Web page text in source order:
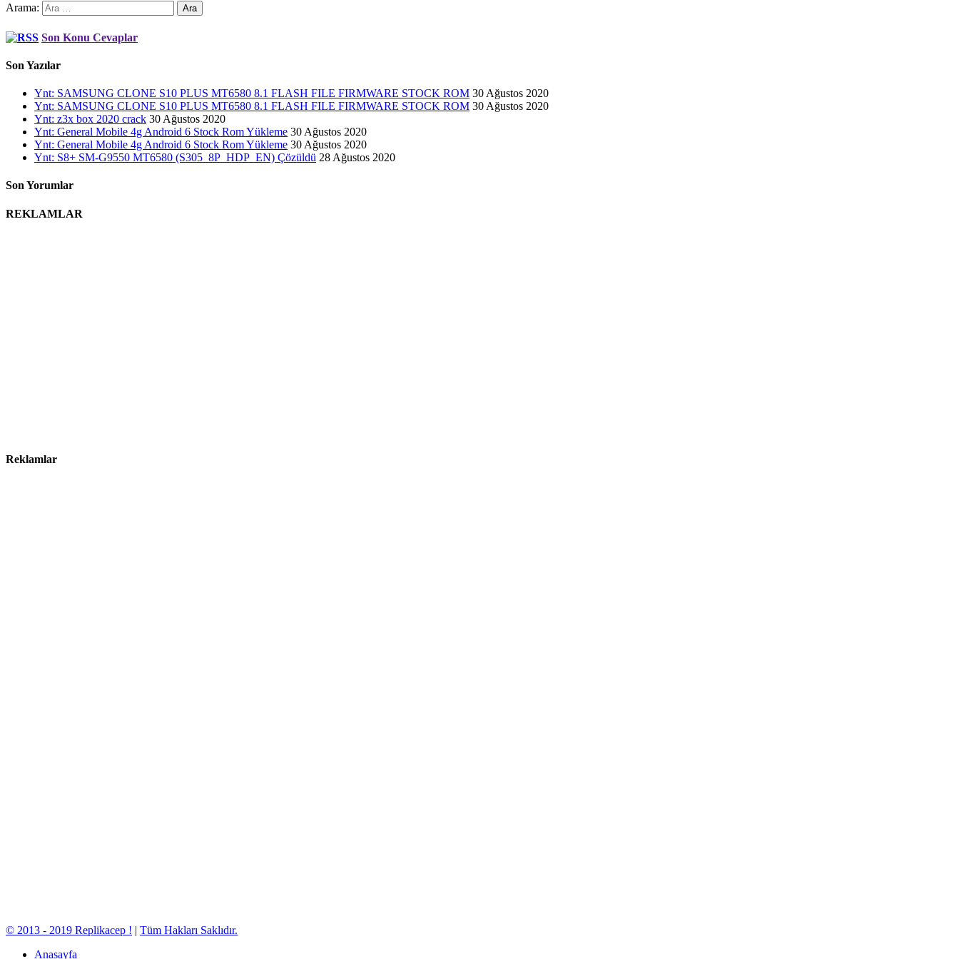
Arama:
Son Konu Cevaplar
Son Yazılar
Ynt: SAMSUNG CLONE S10 PLUS MT6580 8.1 FLASH FILE FIRMWARE STOCK ROM 30 Ağustos 2020
Ynt: SAMSUNG CLONE S10 PLUS MT6580 8.1 FLASH FILE FIRMWARE STOCK ROM 30 Ağustos 2020
Ynt: z3x box 2020 crack 30 Ağustos 2020
Ynt: General Mobile 4g Android 6 Stock Rom Yükleme 30 Ağustos 2020
Ynt: General Mobile 4g Android 6 Stock Rom Yükleme 30 Ağustos 2020
Ynt: S8+ SM-G9550 MT6580 (S305_8P_HDP_EN) Çözüldü 28 Ağustos 2020
Son Yorumlar
REKLAMLAR
Reklamlar
© 2013 - 2019 Replikacep ! | Tüm Hakları Saklıdır.
Anasayfa